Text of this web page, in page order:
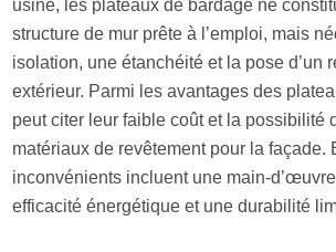
usine, les plateaux de bardage ne
structure de mur prête à l’emploi, mais
isolation, une étanchéité et la pose d’un
extérieur. Parmi les avantages des
peut citer leur faible coût et la possibilité
matériaux de revêtement pour la façade.
inconvénients incluent une main-
efficacité énergétique et une durabilité